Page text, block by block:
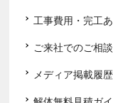
工事費用・完工
ご来社でのご相談
メディア掲載履歴